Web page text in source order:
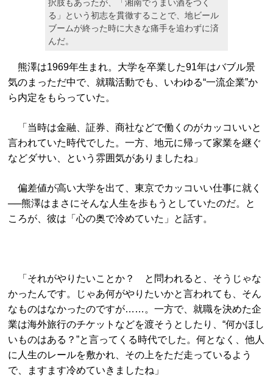
択肢もあったが、「湘南でうまい酒をつく
る」という初志を貫徹することで、地ビール
ブームが終った時に大きな痛手を追わずに済
んだ。
熊澤は1969年生まれ。大学を卒業した91年はバブル景
気のまっただ中で、就職活動でも、いわゆる“一流企業”か
ら内定をもらっていた。
「当時は金融、証券、商社などで働くのがカッコいいと
言われていた時代でした。一方、地元に帰って家業を継ぐ
などダサい、という雰囲気がありましたね」
偏差値が高い大学を出て、東京でカッコいい仕事に就く
──熊澤はまさにそんな人生を歩もうとしていたのだ。と
ころが、彼は「心の奥で冷めていた」と話す。
「それがやりたいことか？ と問われると、そうじゃな
かったんです。じゃあ何がやりたいかと言われても、そん
なものはなかったのですが……。一方で、就職を決めた企
業は海外旅行のチケットなどを渡そうとしたり、“何かほし
いものはある？”と言ってくる時代でした。何となく、他人
に人生のレールを敷かれ、その上をただ走っているよう
で、ますます冷めていきましたね」